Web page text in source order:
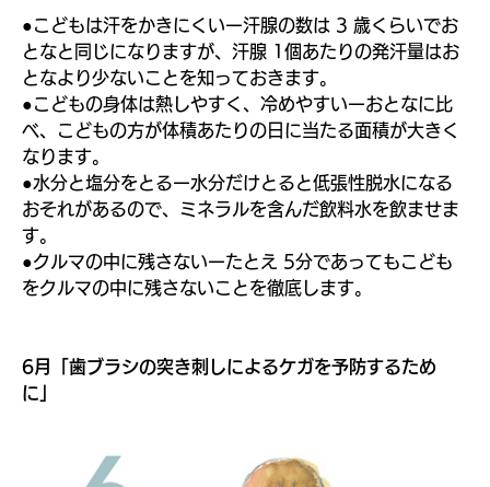
●こどもは汗をかきにくいー汗腺の数は 3 歳くらいでお
となと同じになりますが、汗腺 1個あたりの発汗量はお
となより少ないことを知っておきます。
●こどもの身体は熱しやすく、冷めやすいーおとなに比
べ、こどもの方が体積あたりの日に当たる面積が大きく
なります。
●水分と塩分をとるー水分だけとると低張性脱水になる
おそれがあるので、ミネラルを含んだ飲料水を飲ませま
す。
●クルマの中に残さないーたとえ 5分であってもこども
をクルマの中に残さないことを徹底します。
6月「歯ブラシの突き刺しによるケガを予防するため
に」